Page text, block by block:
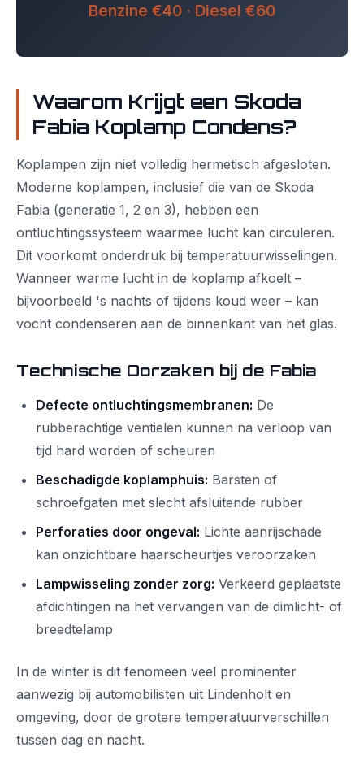
Benzine €40 · Diesel €60
Waarom Krijgt een Skoda
Fabia Koplamp Condens?
Koplampen zijn niet volledig hermetisch afgesloten.
Moderne koplampen, inclusief die van de Skoda
Fabia (generatie 1, 2 en 3), hebben een
ontluchtingssysteem waarmee lucht kan circuleren.
Dit voorkomt onderdruk bij temperatuurwisselingen.
Wanneer warme lucht in de koplamp afkoelt –
bijvoorbeeld 's nachts of tijdens koud weer – kan
vocht condenseren aan de binnenkant van het glas.
Technische Oorzaken bij de Fabia
Defecte ontluchtingsmembranen: De
rubberachtige ventielen kunnen na verloop van
tijd hard worden of scheuren
Beschadigde koplamphuis: Barsten of
schroefgaten met slecht afsluitende rubber
Perforaties door ongeval: Lichte aanrijschade
kan onzichtbare haarscheurtjes veroorzaken
Lampwisseling zonder zorg: Verkeerd geplaatste
afdichtingen na het vervangen van de dimlicht- of
breedtelamp
In de winter is dit fenomeen veel prominenter
aanwezig bij automobilisten uit Lindenholt en
omgeving, door de grotere temperatuurverschillen
tussen dag en nacht.